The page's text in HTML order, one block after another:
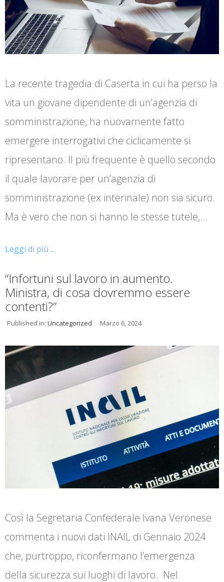
La recente tragedia di Caserta in cui ha perso la
vita un giovane dipendente di un’agenzia di
somministrazione, ha nuovamente fatto
emergere interrogativi che ciclicamente si
ripresentano. Il più frequente è quello secondo
il quale lavorare per un’agenzia di
somministrazione (ex interinale) non sia sicuro.
Ma è vero che non si hanno le stesse tutele,…
Leggi di più ...
“Infortuni sul lavoro in aumento.
Ministra, di cosa dovremmo essere
contenti?”
Published in: Uncategorized Marzo 6, 2024
Così la Segretaria Confederale Ivana Veronese
commenta i nuovi dati INAIL di Gennaio 2024
che, purtroppo, riconfermano l’emergenza
della sicurezza sui luoghi di lavoro. Nel